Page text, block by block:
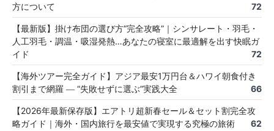
方について
72
【最新版】掛け布団の選び方“完全攻略”｜シンサレート・羽毛・
人工羽毛・調温・吸湿発熱…あなたの寝室に最適解を出す快眠ガ
イド
72
【海外ツアー完全ガイド】アジア最安1万円台＆ハワイ朝食付き
割引まで網羅 ― “失敗せずに選ぶ”実践大全
66
【2026年最新保存版】エアトリ超新春セール＆セット割完全攻
略ガイド｜海外・国内旅行を最安値で実現する究極の旅術
62